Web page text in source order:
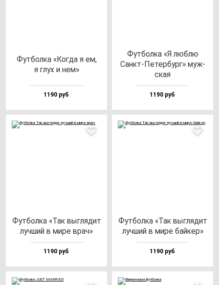
Фут­бол­ка «Ког­да я ем,
я глух и нем»
1190 руб
Фут­бол­ка «Я люб­лю
Санкт-Петер­бург» муж­
ская
1190 руб
Фут­бол­ка «Так выг­ля­дит
луч­ший в ми­ре врач»
1190 руб
Фут­бол­ка «Так выг­ля­дит
луч­ший в ми­ре бай­кер»
1190 руб